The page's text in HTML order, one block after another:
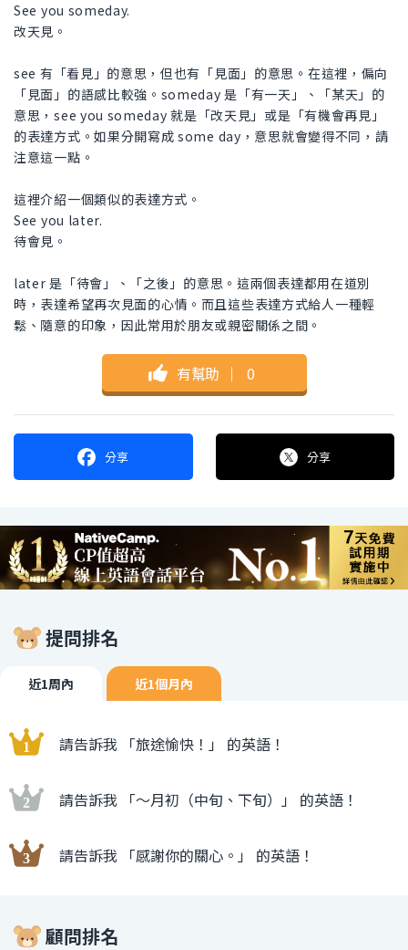
See you someday.
改天見。
see 有「看見」的意思，但也有「見面」的意思。在這裡，偏向
「見面」的語感比較強。someday 是「有一天」、「某天」的
意思，see you someday 就是「改天見」或是「有機會再見」
的表達方式。如果分開寫成 some day，意思就會變得不同，請
注意這一點。
這裡介紹一個類似的表達方式。
See you later.
待會見。
later 是「待會」、「之後」的意思。這兩個表達都用在道別
時，表達希望再次見面的心情。而且這些表達方式給人一種輕
鬆、隨意的印象，因此常用於朋友或親密關係之間。
有幫助 ｜ 0
分享 分享
提問排名
近1周內 近1個月內
請告訴我 「旅途愉快！」 的英語！
請告訴我 「〜月初（中旬、下旬）」 的英語！
請告訴我 「感謝你的關心。」 的英語！
顧問排名